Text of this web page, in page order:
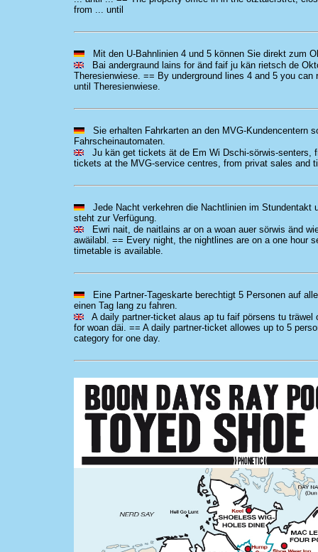
from ... until
Mit den U-Bahnlinien 4 und 5 können Sie direkt zum
Bai andergraund lains for änd faif ju kän rietsch de
Theresienwiese. == By underground lines 4 and 5 you
until Theresienwiese.
Sie erhalten Fahrkarten an den MVG-Kundencentern
Fahrscheinautomaten.
Ju kän get tickets ät de Em Wi Dschi-sörwis-senters,
tickets at the MVG-service centres, from privat sales and
Jede Nacht verkehren die Nachtlinien im Stundentakt
steht zur Verfügung.
Ewri nait, de naitlains ar on a woan auer sörwis änd
awäilabl. == Every night, the nightlines are on a one hour
timetable is available.
Eine Partner-Tageskarte berechtigt 5 Personen auf
einen Tag lang zu fahren.
A daily partner-ticket alaus ap tu faif pörsens tu träwel
for woan däi. == A daily partner-ticket allowes up to 5
category for one day.